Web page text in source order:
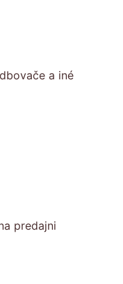
a iné
predajni